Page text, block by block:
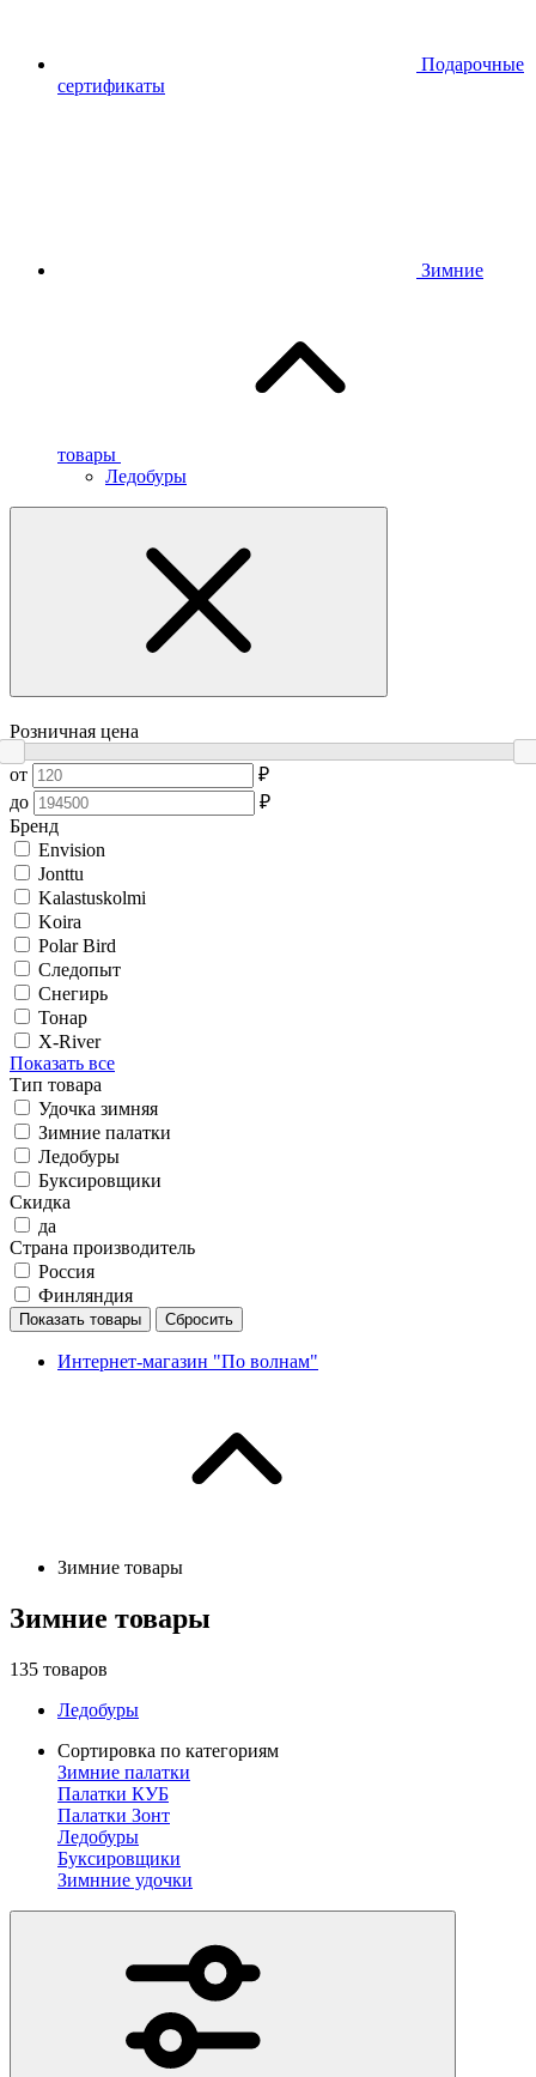
Подарочные
сертификаты
Зимние
товары
Ледобуры
Розничная цена
от
₽
до
₽
Бренд
Envision
Jonttu
Kalastuskolmi
Koira
Polar Bird
Следопыт
Снегирь
Тонар
X-River
Показать все
Тип товара
Удочка зимняя
Зимние палатки
Ледобуры
Буксировщики
Скидка
да
Страна производитель
Россия
Финляндия
Показать товары Сбросить
Интернет-магазин "По волнам"
Зимние товары
Зимние товары
135 товаров
Ледобуры
Сортировка по категориям
Зимние палатки
Палатки КУБ
Палатки Зонт
Ледобуры
Буксировщики
Зимнние удочки